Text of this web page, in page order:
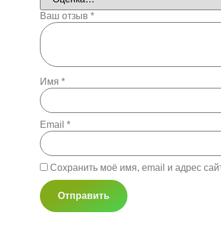
Ваш отзыв *
Имя *
Email *
Сохранить моё имя, email и адрес